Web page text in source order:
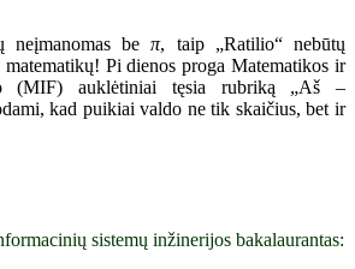
neįmanomas beπ, taip „Ratilio“ nebūtų
Pi dienos proga Matematikos ir
(MIF) auklėtiniai tęsia rubriką „Aš –
kad puikiai valdo ne tik skaičius, bet ir
sistemų inžinerijos bakalaurantas: